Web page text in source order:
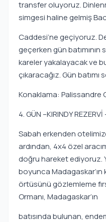
transfer oluyoruz.
simgesi haline gelmiş
Caddesi’ne geçiyoruz.
geçerken gün batımının
kareler yakalayacak ve
çıkaracağız. Gün
Konaklama: Palissandre
4. GÜN –KIRINDY
Sabah erkenden
ardından, 4x4 özel
doğru hareket ediyoruz.
boyunca Madagaskar’ın
örtüsünü gözlemleme
Ormanı, Madagaskar’ın
batısında bulunan,